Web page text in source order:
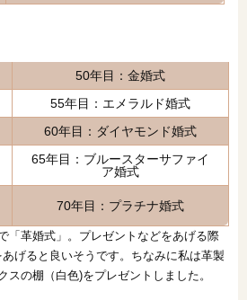
50年目：金婚式
55年目：エメラルド婚式
60年目：ダイヤモンド婚式
65年目：ブルースターサファイ
ア婚式
70年目：プラチナ婚式
「革婚式」。プレゼントなどをあげる際
げると良いそうです。ちなみに私は革製
スの棚（白色)をプレゼントしました。